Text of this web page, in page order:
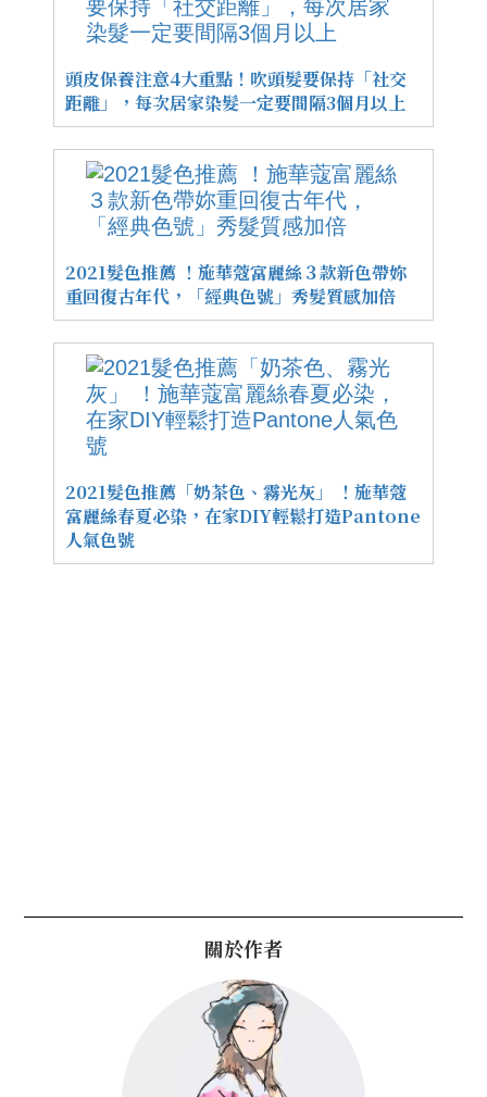
頭皮保養注意4大重點！吹頭髮要保持「社交
距離」，每次居家染髮一定要間隔3個月以上
2021髮色推薦 ！施華蔻富麗絲３款新色帶妳
重回復古年代，「經典色號」秀髮質感加倍
2021髮色推薦「奶茶色、霧光灰」 ！施華蔻
富麗絲春夏必染，在家DIY輕鬆打造Pantone
人氣色號
關於作者